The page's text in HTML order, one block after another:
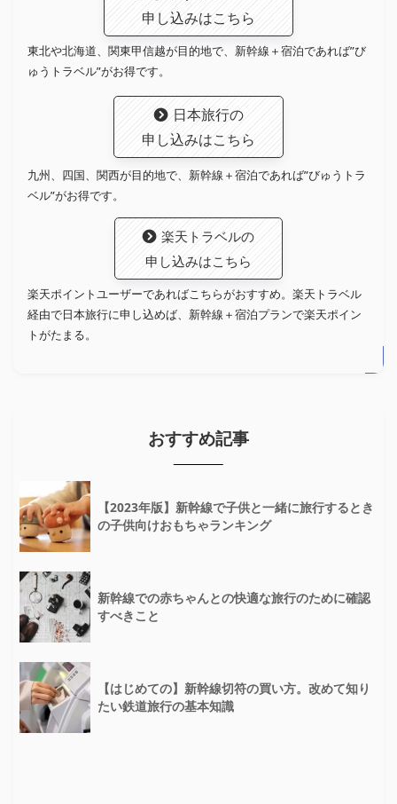
申し込みはこちら
東北や北海道、関東甲信越が目的地で、新幹線＋宿泊であれば”び
ゅうトラベル”がお得です。
日本旅行の
申し込みはこちら
九州、四国、関西が目的地で、新幹線＋宿泊であれば”びゅうトラ
ベル”がお得です。
楽天トラベルの
申し込みはこちら
楽天ポイントユーザーであればこちらがおすすめ。楽天トラベル
経由で日本旅行に申し込めば、新幹線＋宿泊プランで楽天ポイン
トがたまる。
おすすめ記事
【2023年版】新幹線で子供と一緒に旅行するとき
の子供向けおもちゃランキング
新幹線での赤ちゃんとの快適な旅行のために確認
すべきこと
【はじめての】新幹線切符の買い方。改めて知り
たい鉄道旅行の基本知識